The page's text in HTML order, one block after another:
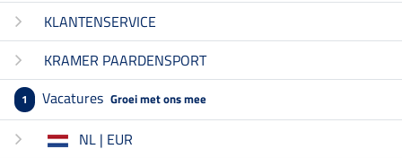
KLANTENSERVICE
KRAMER PAARDENSPORT
1 Vacatures Groei met ons mee
NL | EUR